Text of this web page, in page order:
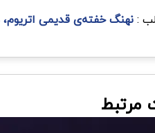
:نهنگ خفته‌ی قدیمی
مرتبط